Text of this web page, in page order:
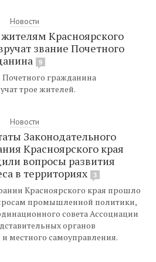
Новости
Красноярского
звание Почетного
9
Почетного гражданина
трое жителей.
Новости
Законодательного
Красноярского края
вопросы развития
в территориях
3
Красноярского края прошло
промышленной политики,
совета Ассоциации
органов
и местного самоуправления.